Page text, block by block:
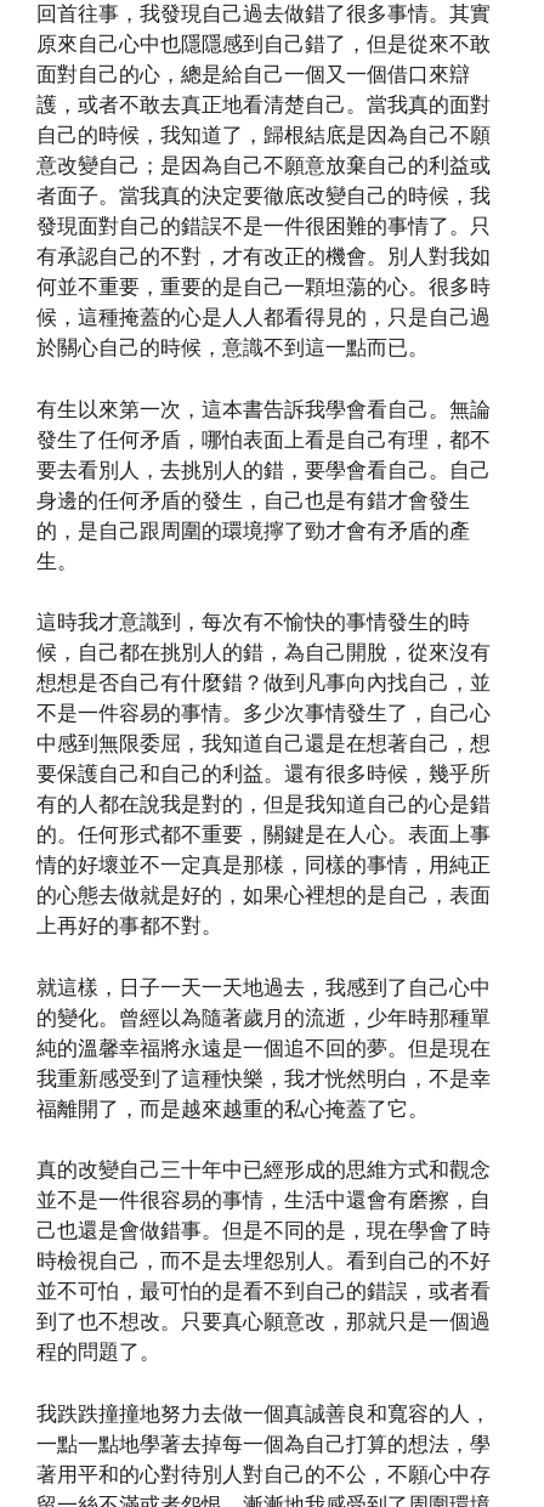
回首往事，我發現自己過去做錯了很多事情。其實
原來自己心中也隱隱感到自己錯了，但是從來不敢
面對自己的心，總是給自己一個又一個借口來辯
護，或者不敢去真正地看清楚自己。當我真的面對
自己的時候，我知道了，歸根結底是因為自己不願
意改變自己；是因為自己不願意放棄自己的利益或
者面子。當我真的決定要徹底改變自己的時候，我
發現面對自己的錯誤不是一件很困難的事情了。只
有承認自己的不對，才有改正的機會。別人對我如
何並不重要，重要的是自己一顆坦蕩的心。很多時
候，這種掩蓋的心是人人都看得見的，只是自己過
於關心自己的時候，意識不到這一點而已。
有生以來第一次，這本書告訴我學會看自己。無論
發生了任何矛盾，哪怕表面上看是自己有理，都不
要去看別人，去挑別人的錯，要學會看自己。自己
身邊的任何矛盾的發生，自己也是有錯才會發生
的，是自己跟周圍的環境擰了勁才會有矛盾的產
生。
這時我才意識到，每次有不愉快的事情發生的時
候，自己都在挑別人的錯，為自己開脫，從來沒有
想想是否自己有什麼錯？做到凡事向內找自己，並
不是一件容易的事情。多少次事情發生了，自己心
中感到無限委屈，我知道自己還是在想著自己，想
要保護自己和自己的利益。還有很多時候，幾乎所
有的人都在說我是對的，但是我知道自己的心是錯
的。任何形式都不重要，關鍵是在人心。表面上事
情的好壞並不一定真是那樣，同樣的事情，用純正
的心態去做就是好的，如果心裡想的是自己，表面
上再好的事都不對。
就這樣，日子一天一天地過去，我感到了自己心中
的變化。曾經以為隨著歲月的流逝，少年時那種單
純的溫馨幸福將永遠是一個追不回的夢。但是現在
我重新感受到了這種快樂，我才恍然明白，不是幸
福離開了，而是越來越重的私心掩蓋了它。
真的改變自己三十年中已經形成的思維方式和觀念
並不是一件很容易的事情，生活中還會有磨擦，自
己也還是會做錯事。但是不同的是，現在學會了時
時檢視自己，而不是去埋怨別人。看到自己的不好
並不可怕，最可怕的是看不到自己的錯誤，或者看
到了也不想改。只要真心願意改，那就只是一個過
程的問題了。
我跌跌撞撞地努力去做一個真誠善良和寬容的人，
一點一點地學著去掉每一個為自己打算的想法，學
著用平和的心對待別人對自己的不公，不願心中存